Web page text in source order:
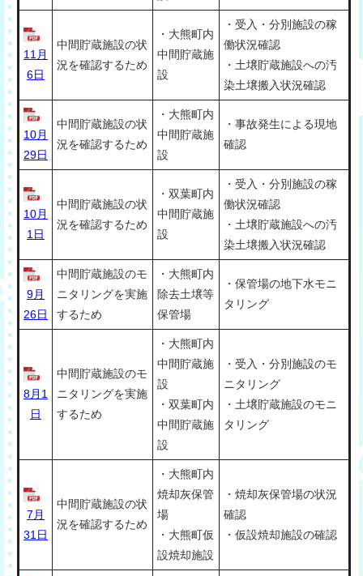
11月
6日
中間貯蔵施設の状
況を確認するため
・大熊町内
中間貯蔵施
設
・受入・分別施設の稼
働状況確認
・土壌貯蔵施設への汚
染土壌搬入状況確認
10月
29日
中間貯蔵施設の状
況を確認するため
・大熊町内
中間貯蔵施
設
・事故発生による現地
確認
10月
1日
中間貯蔵施設の状
況を確認するため
・双葉町内
中間貯蔵施
設
・受入・分別施設の稼
働状況確認
・土壌貯蔵施設への汚
染土壌搬入状況確認
9月
26日
中間貯蔵施設のモ
ニタリングを実施
するため
・大熊町内
除去土壌等
保管場
・保管場の地下水モニ
タリング
8月1
日
中間貯蔵施設のモ
ニタリングを実施
するため
・大熊町内
中間貯蔵施
設
・双葉町内
中間貯蔵施
設
・受入・分別施設のモ
ニタリング
・土壌貯蔵施設のモニ
タリング
7月
31日
中間貯蔵施設の状
況を確認するため
・大熊町内
焼却灰保管
場
・大熊町仮
設焼却施設
・焼却灰保管場の状況
確認
・仮設焼却施設の確認